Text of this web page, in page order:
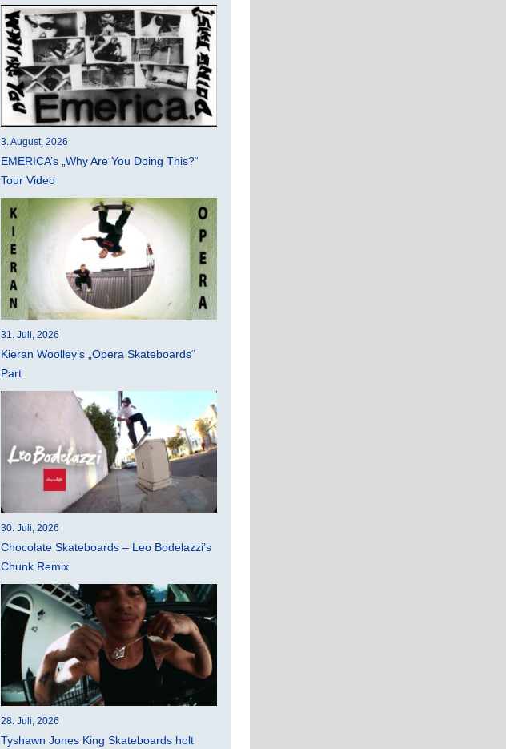
3. August, 2026
EMERICA’s „Why Are You Doing This?“
Tour Video
31. Juli, 2026
Kieran Woolley’s „Opera Skateboards“
Part
30. Juli, 2026
Chocolate Skateboards – Leo Bodelazzi’s
Chunk Remix
28. Juli, 2026
Tyshawn Jones King Skateboards holt